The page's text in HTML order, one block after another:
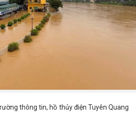
thông tin, hồ thủy điện Tuyên Quang